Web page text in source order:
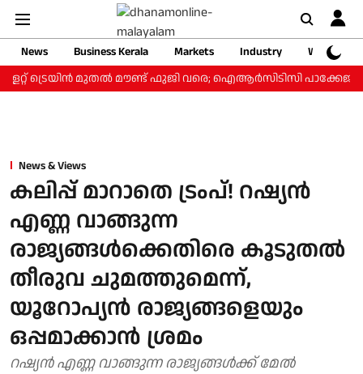
News Business Kerala Markets Industry
Web
ട്രെയിന്‍ മുതല്‍ മൗണ്ട് ഫുജി വരെ; ഐആര്‍സിടിസി പാക്കേജ്
News & Views
കലിപ്പ് മാറാതെ ട്രംപ്! റഷ്യന്‍
എണ്ണ വാങ്ങുന്ന
രാജ്യങ്ങള്‍ക്കെതിരെ കൂടുതല്‍
തീരുവ ചുമത്തുമെന്ന്,
യൂറോപ്യന്‍ രാജ്യങ്ങളെയും
ഒപ്പമാക്കാന്‍ ശ്രമം
റഷ്യന്‍ എണ്ണ വാങ്ങുന്ന രാജ്യങ്ങള്‍ക്ക് മേല്‍